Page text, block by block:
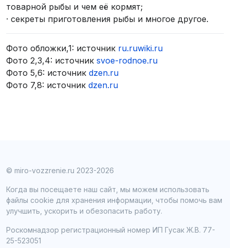
товарной рыбы и чем её кормят;
· секреты приготовления рыбы и многое другое.
Фото обложки,1: источник ru.ruwiki.ru
Фото 2,3,4: источник svoe-rodnoe.ru
Фото 5,6: источник dzen.ru
Фото 7,8: источник dzen.ru
© miro-vozzrenie.ru 2023-2026
Когда вы посещаете наш сайт, мы можем использовать
файлы cookie для хранения информации, чтобы помочь вам
улучшить, ускорить и обезопасить работу.
Роскомнадзор регистрационный номер ИП Гусак Ж.В. 77-
25-523051